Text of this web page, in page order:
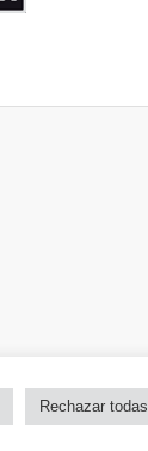
Rechazar todas